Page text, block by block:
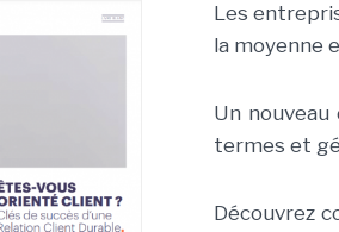
Les
la moyenne
Un
termes et
Découvrez